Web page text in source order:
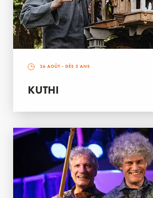
26 AOÛT - DÈS 3 ANS
KUTHI